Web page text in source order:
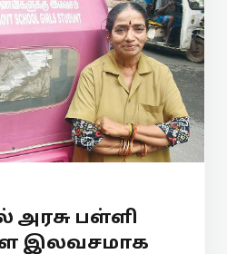
பள்ளி
இலவசமாக